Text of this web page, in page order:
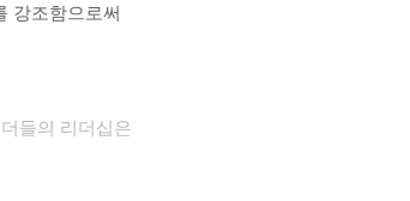
강조함으로써
들의 리더십은